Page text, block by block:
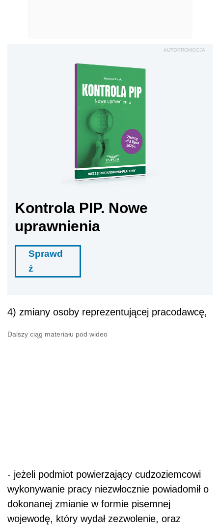
AUTOPROMOCJA
Kontrola PIP. Nowe
uprawnienia
Sprawd
ź
4) zmiany osoby reprezentującej pracodawcę,
Dalszy ciąg materiału pod wideo
- jeżeli podmiot powierzający cudzoziemcowi
wykonywanie pracy niezwłocznie powiadomił o
dokonanej zmianie w formie pisemnej
wojewodę, który wydał zezwolenie, oraz